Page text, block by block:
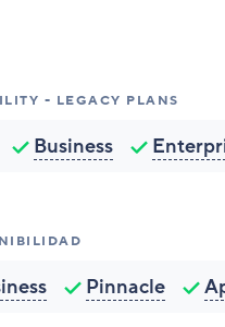
- LEGACY PLANS
Business
Pinnacle